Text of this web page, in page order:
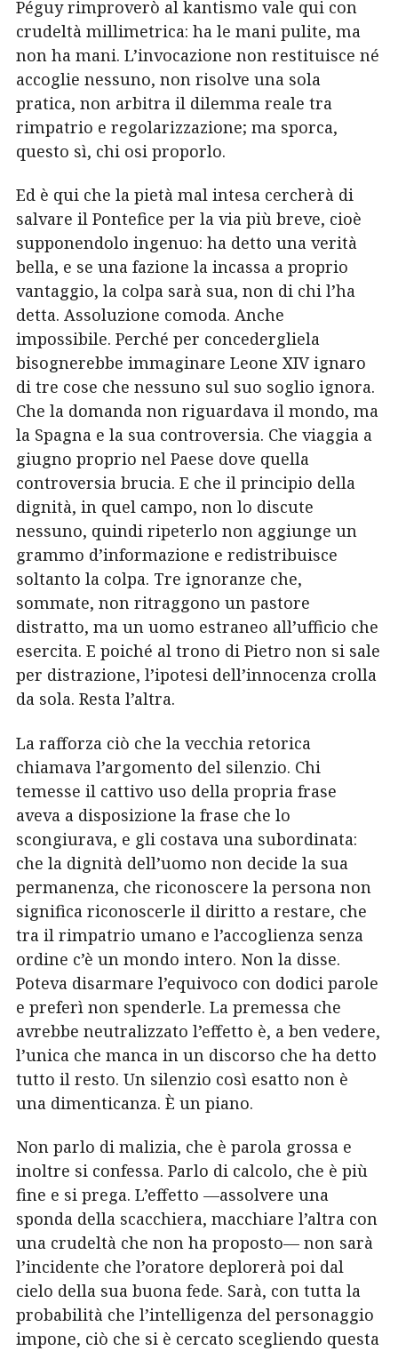
Péguy rimproverò al kantismo vale qui con
crudeltà millimetrica: ha le mani pulite, ma
non ha mani. L’invocazione non restituisce né
accoglie nessuno, non risolve una sola
pratica, non arbitra il dilemma reale tra
rimpatrio e regolarizzazione; ma sporca,
questo sì, chi osi proporlo.
Ed è qui che la pietà mal intesa cercherà di
salvare il Pontefice per la via più breve, cioè
supponendolo ingenuo: ha detto una verità
bella, e se una fazione la incassa a proprio
vantaggio, la colpa sarà sua, non di chi l’ha
detta. Assoluzione comoda. Anche
impossibile. Perché per concedergliela
bisognerebbe immaginare Leone XIV ignaro
di tre cose che nessuno sul suo soglio ignora.
Che la domanda non riguardava il mondo, ma
la Spagna e la sua controversia. Che viaggia a
giugno proprio nel Paese dove quella
controversia brucia. E che il principio della
dignità, in quel campo, non lo discute
nessuno, quindi ripeterlo non aggiunge un
grammo d’informazione e redistribuisce
soltanto la colpa. Tre ignoranze che,
sommate, non ritraggono un pastore
distratto, ma un uomo estraneo all’ufficio che
esercita. E poiché al trono di Pietro non si sale
per distrazione, l’ipotesi dell’innocenza crolla
da sola. Resta l’altra.
La rafforza ciò che la vecchia retorica
chiamava l’argomento del silenzio. Chi
temesse il cattivo uso della propria frase
aveva a disposizione la frase che lo
scongiurava, e gli costava una subordinata:
che la dignità dell’uomo non decide la sua
permanenza, che riconoscere la persona non
significa riconoscerle il diritto a restare, che
tra il rimpatrio umano e l’accoglienza senza
ordine c’è un mondo intero. Non la disse.
Poteva disarmare l’equivoco con dodici parole
e preferì non spenderle. La premessa che
avrebbe neutralizzato l’effetto è, a ben vedere,
l’unica che manca in un discorso che ha detto
tutto il resto. Un silenzio così esatto non è
una dimenticanza. È un piano.
Non parlo di malizia, che è parola grossa e
inoltre si confessa. Parlo di calcolo, che è più
fine e si prega. L’effetto —assolvere una
sponda della scacchiera, macchiare l’altra con
una crudeltà che non ha proposto— non sarà
l’incidente che l’oratore deplorerà poi dal
cielo della sua buona fede. Sarà, con tutta la
probabilità che l’intelligenza del personaggio
impone, ciò che si è cercato scegliendo questa